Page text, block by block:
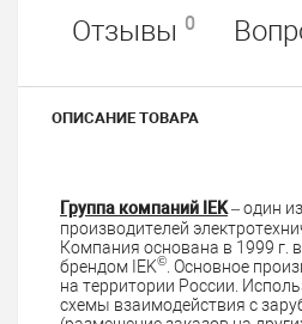
Отзывы 0
ОПИСАНИЕ ТОВАРА
Группа компаний IEK– один
производителей
Компания основана в 1999 г.
брендом IEK© . Основное
на территории России.
схемы взаимодействия с